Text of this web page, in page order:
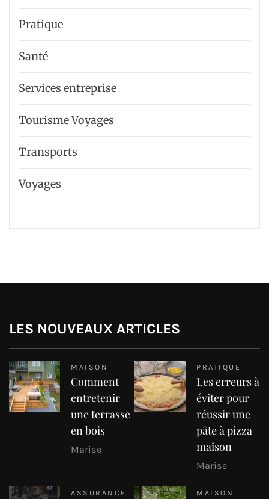
Pratique
Santé
Services entreprise
Tourisme Voyages
Transports
Voyages
LES NOUVEAUX ARTICLES
MAISON
Comment
entretenir
une terrasse
en bois
Marise
PRATIQUE
Les erreurs à
éviter pour
réussir une
pâte à pizza
maison
Marise
ASSURANCE MAISON